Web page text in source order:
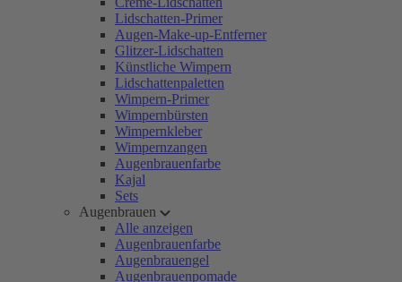
Lidschatten-Primer
Augen-Make-up-Entferner
Glitzer-Lidschatten
Künstliche Wimpern
Lidschattenpaletten
Wimpern-Primer
Wimpernbürsten
Wimpernkleber
Wimpernzangen
Augenbrauenfarbe
Kajal
Sets
Augenbrauen
Alle anzeigen
Augenbrauenfarbe
Augenbrauengel
Augenbrauenpomade